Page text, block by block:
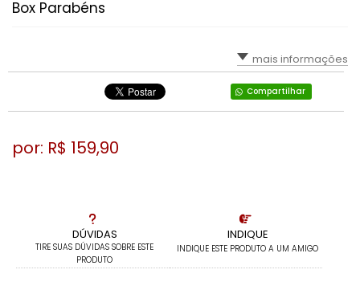
Box Parabéns
mais informações
Compartilhar
DÚVIDAS
TIRE SUAS DÚVIDAS SOBRE ESTE
PRODUTO
INDIQUE
INDIQUE ESTE PRODUTO A UM AMIGO
por: R$ 159,90